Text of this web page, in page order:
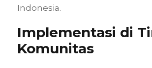
Indonesia.
Implementasi di
Komunitas